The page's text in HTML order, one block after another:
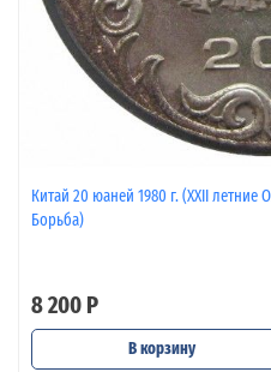
Китай 20 юаней 1980 г. (XXII
Борьба)
8 200 Р
В корзину